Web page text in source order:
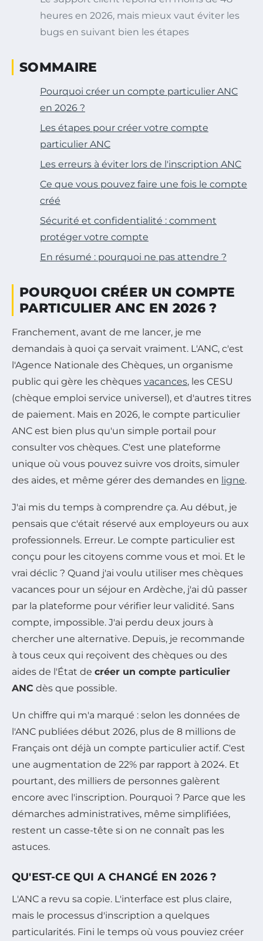
heures en 2026, mais mieux vaut éviter les
bugs en suivant bien les étapes
SOMMAIRE
Pourquoi créer un compte particulier ANC
en 2026 ?
Les étapes pour créer votre compte
particulier ANC
Les erreurs à éviter lors de l'inscription ANC
Ce que vous pouvez faire une fois le compte
créé
Sécurité et confidentialité : comment
protéger votre compte
En résumé : pourquoi ne pas attendre ?
POURQUOI CRÉER UN COMPTE
PARTICULIER ANC EN 2026 ?
Franchement, avant de me lancer, je me
demandais à quoi ça servait vraiment. L'ANC, c'est
l'Agence Nationale des Chèques, un organisme
public qui gère les chèques vacances, les CESU
(chèque emploi service universel), et d'autres titres
de paiement. Mais en 2026, le compte particulier
ANC est bien plus qu'un simple portail pour
consulter vos chèques. C'est une plateforme
unique où vous pouvez suivre vos droits, simuler
des aides, et même gérer des demandes en ligne.
J'ai mis du temps à comprendre ça. Au début, je
pensais que c'était réservé aux employeurs ou aux
professionnels. Erreur. Le compte particulier est
conçu pour les citoyens comme vous et moi. Et le
vrai déclic ? Quand j'ai voulu utiliser mes chèques
vacances pour un séjour en Ardèche, j'ai dû passer
par la plateforme pour vérifier leur validité. Sans
compte, impossible. J'ai perdu deux jours à
chercher une alternative. Depuis, je recommande
à tous ceux qui reçoivent des chèques ou des
aides de l'État de créer un compte particulier
ANC dès que possible.
Un chiffre qui m'a marqué : selon les données de
l'ANC publiées début 2026, plus de 8 millions de
Français ont déjà un compte particulier actif. C'est
une augmentation de 22% par rapport à 2024. Et
pourtant, des milliers de personnes galèrent
encore avec l'inscription. Pourquoi ? Parce que les
démarches administratives, même simplifiées,
restent un casse-tête si on ne connaît pas les
astuces.
QU'EST-CE QUI A CHANGÉ EN 2026 ?
L'ANC a revu sa copie. L'interface est plus claire,
mais le processus d'inscription a quelques
particularités. Fini le temps où vous pouviez créer